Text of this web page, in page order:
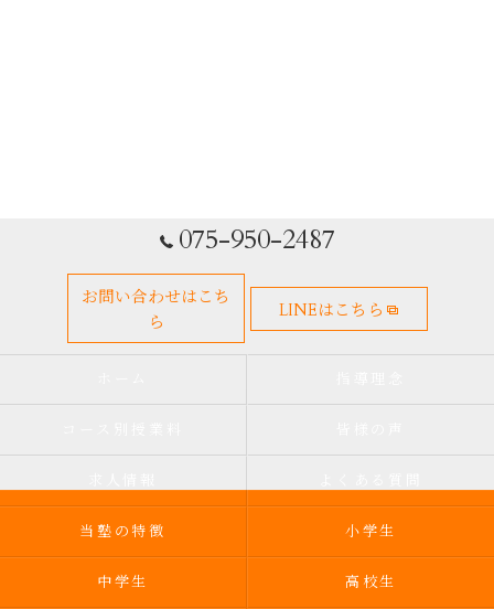
075-950-2487
お問い合わせはこち
ら
LINEはこちら
当塾の特徴 小学生
中学生 高校生